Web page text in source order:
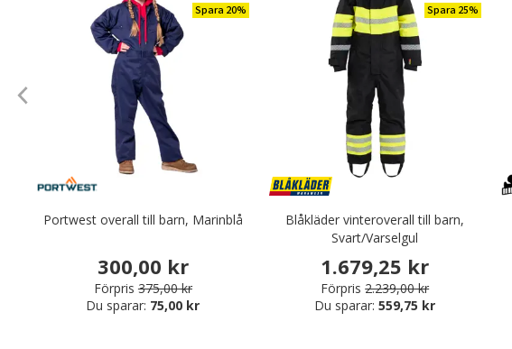
Spara 20%
Portwest overall till barn, Marinblå
300,00 kr
Förpris 375,00 kr
Du sparar: 75,00 kr
Spara 25%
Blåkläder vinteroverall till barn,
Svart/Varselgul
1.679,25 kr
Förpris 2.239,00 kr
Du sparar:559,75 kr